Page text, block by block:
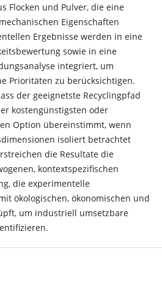
Flocken und Pulver, die eine
Eigenschaften
Ergebnisse werden in eine
sowie in eine
integriert, um
Prioritäten zu berücksichtigen.
der geeignetste Recyclingpfad
kostengünstigsten oder
Option übereinstimmt, wenn
isoliert betrachtet
die Resultate die
kontextspezifischen
die experimentelle
ökologischen, ökonomischen und
um industriell umsetzbare